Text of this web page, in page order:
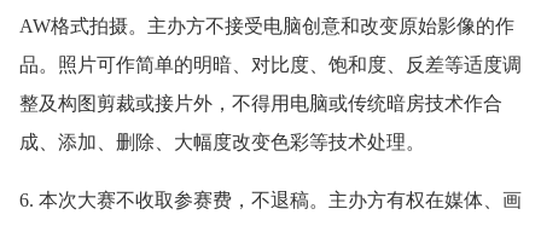
AW格式拍摄。主办方不接受电脑创意和改变原始影像的作
品。照片可作简单的明暗、对比度、饱和度、反差等适度调
整及构图剪裁或接片外，不得用电脑或传统暗房技术作合
成、添加、删除、大幅度改变色彩等技术处理。
6. 本次大赛不收取参赛费，不退稿。主办方有权在媒体、画